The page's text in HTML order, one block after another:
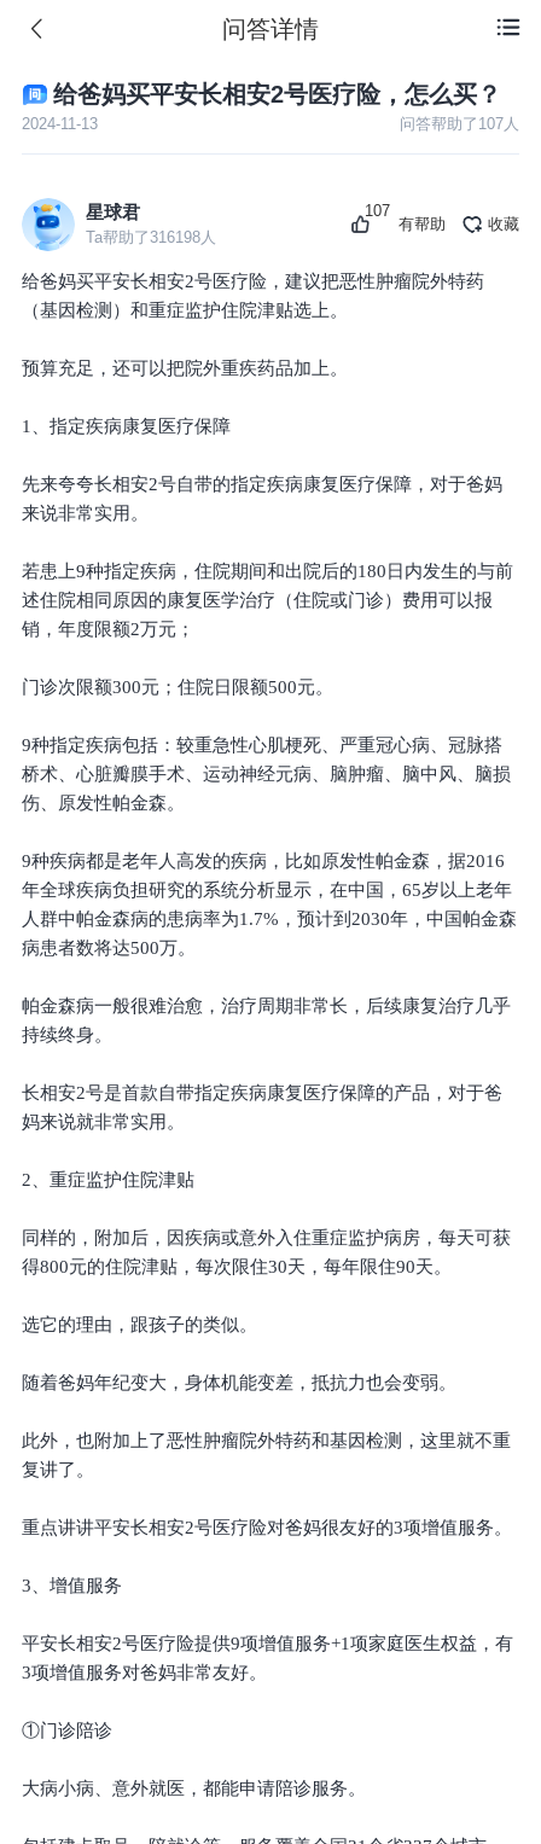
 问答详情
给爸妈买平安长相安2号医疗险，怎么买？
2024-11-13 问答帮助了 107 人
星球君
Ta帮助了 316198人
107
有帮助 收藏
给爸妈买平安长相安2号医疗险，建议把恶性肿瘤院外特药
（基因检测）和重症监护住院津贴选上。
预算充足，还可以把院外重疾药品加上。
1、指定疾病康复医疗保障
先来夸夸长相安2号自带的指定疾病康复医疗保障，对于爸妈
来说非常实用。
若患上9种指定疾病，住院期间和出院后的180日内发生的与前
述住院相同原因的康复医学治疗（住院或门诊）费用可以报
销，年度限额2万元；
门诊次限额300元；住院日限额500元。
9种指定疾病包括：较重急性心肌梗死、严重冠心病、冠脉搭
桥术、心脏瓣膜手术、运动神经元病、脑肿瘤、脑中风、脑损
伤、原发性帕金森。
9种疾病都是老年人高发的疾病，比如原发性帕金森，据2016
年全球疾病负担研究的系统分析显示，在中国，65岁以上老年
人群中帕金森病的患病率为1.7%，预计到2030年，中国帕金森
病患者数将达500万。
帕金森病一般很难治愈，治疗周期非常长，后续康复治疗几乎
持续终身。
长相安2号是首款自带指定疾病康复医疗保障的产品，对于爸
妈来说就非常实用。
2、重症监护住院津贴
同样的，附加后，因疾病或意外入住重症监护病房，每天可获
得800元的住院津贴，每次限住30天，每年限住90天。
选它的理由，跟孩子的类似。
随着爸妈年纪变大，身体机能变差，抵抗力也会变弱。
此外，也附加上了恶性肿瘤院外特药和基因检测，这里就不重
复讲了。
重点讲讲平安长相安2号医疗险对爸妈很友好的3项增值服务。
3、增值服务
平安长相安2号医疗险提供9项增值服务+1项家庭医生权益，有
3项增值服务对爸妈非常友好。
①门诊陪诊
大病小病、意外就医，都能申请陪诊服务。